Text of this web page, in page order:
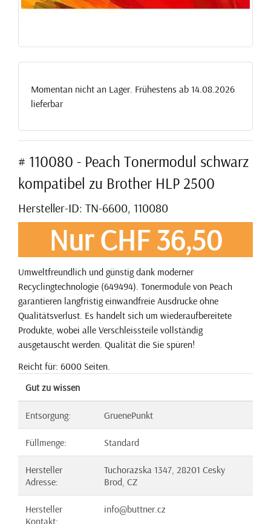
Momentan nicht an Lager. Frühestens ab 14.08.2026
lieferbar
# 110080 - Peach Tonermodul schwarz
kompatibel zu Brother HLP 2500
Hersteller-ID: TN-6600, 110080
Nur CHF 36,50
Umweltfreundlich und günstig dank moderner
Recyclingtechnologie (649494). Tonermodule von Peach
garantieren langfristig einwandfreie Ausdrucke ohne
Qualitätsverlust. Es handelt sich um wiederaufbereitete
Produkte, wobei alle Verschleissteile vollständig
ausgetauscht werden. Qualität die Sie spüren!
Reicht für: 6000 Seiten.
Gut zu wissen
Entsorgung: GruenePunkt
Füllmenge: Standard
Hersteller
Adresse:
Tuchorazska 1347, 28201 Cesky
Brod, CZ
Hersteller
Kontakt:
info@buttner.cz